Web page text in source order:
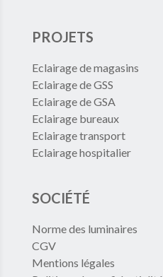
PROJETS
Eclairage de magasins
Eclairage de GSS
Eclairage de GSA
Eclairage bureaux
Eclairage transport
Eclairage hospitalier
SOCIÉTÉ
Norme des luminaires
CGV
Mentions légales